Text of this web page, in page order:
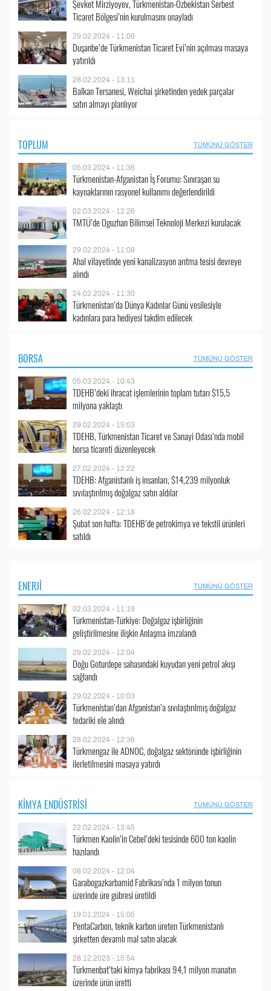
Şevket Mirziyoyev, Türkmenistan-Özbekistan Serbest
Ticaret Bölgesi’nin kurulmasını onayladı
29.02.2024 - 11:06
Duşanbe’de Türkmenistan Ticaret Evi’nin açılması masaya
yatırıldı
28.02.2024 - 13:11
Balkan Tersanesi, Weichai şirketinden yedek parçalar
satın almayı planlıyor
TOPLUM TÜMÜNÜ GÖSTER
05.03.2024 - 11:36
Türkmenistan-Afganistan İş Forumu: Sınıraşan su
kaynaklarının rasyonel kullanımı değerlendirildi
02.03.2024 - 12:26
TMTÜ’de Oguzhan Bilimsel Teknoloji Merkezi kurulacak
29.02.2024 - 11:08
Ahal vilayetinde yeni kanalizasyon arıtma tesisi devreye
alındı
24.02.2024 - 11:30
Türkmenistan’da Dünya Kadınlar Günü vesilesiyle
kadınlara para hediyesi takdim edilecek
BORSA TÜMÜNÜ GÖSTER
05.03.2024 - 10:43
TDEHB’deki ihracat işlemlerinin toplam tutarı $15,5
milyona yaklaştı
29.02.2024 - 15:03
TDEHB, Türkmenistan Ticaret ve Sanayi Odası’nda mobil
borsa ticareti düzenleyecek
27.02.2024 - 12:22
TDEHB: Afganistanlı iş insanları, $14,239 milyonluk
sıvılaştırılmış doğalgaz satın aldılar
26.02.2024 - 12:18
Şubat son hafta: TDEHB’de petrokimya ve tekstil ürünleri
satıldı
ENERJI TÜMÜNÜ GÖSTER
02.03.2024 - 11:19
Türkmenistan-Türkiye: Doğalgaz işbirliğinin
geliştirilmesine ilişkin Anlaşma imzalandı
29.02.2024 - 12:04
Doğu Goturdepe sahasındaki kuyudan yeni petrol akışı
sağlandı
29.02.2024 - 10:03
Türkmenistan’dan Afganistan’a sıvılaştırılmış doğalgaz
tedariki ele alındı
28.02.2024 - 12:36
Türkmengaz ile ADNOC, doğalgaz sektöründe işbirliğinin
ilerletilmesini masaya yatırdı
KIMYA ENDÜSTRISI TÜMÜNÜ GÖSTER
22.02.2024 - 13:45
Türkmen Kaolin’in Cebel’deki tesisinde 600 ton kaolin
hazılandı
08.02.2024 - 12:04
Garabogazkarbamid Fabrikası’nda 1 milyon tonun
üzerinde üre gübresi üretildi
19.01.2024 - 15:05
PentaCarbon, teknik karbon üreten Türkmenistanlı
şirketten devamlı mal satın alacak
28.12.2023 - 15:54
Türkmenbat’taki kimya fabrikası 94,1 milyon manatın
üzerinde ürün üretti